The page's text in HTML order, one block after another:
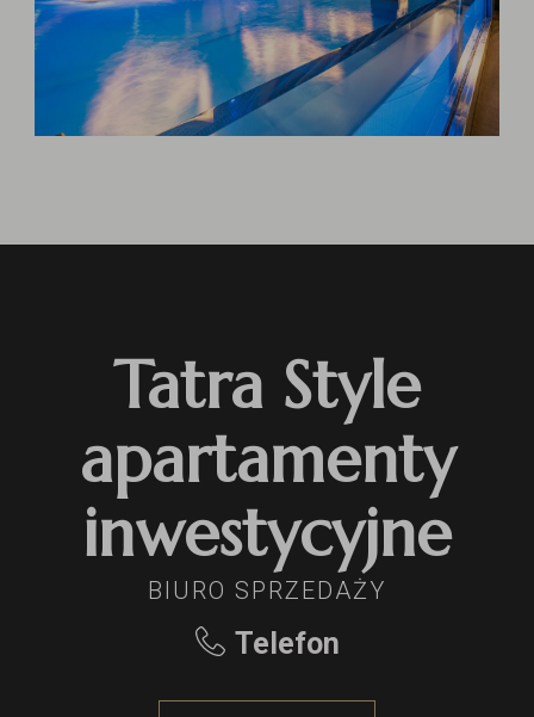
Tatra Style
apartamenty
inwestycyjne
BIURO SPRZEDAŻY
Telefon